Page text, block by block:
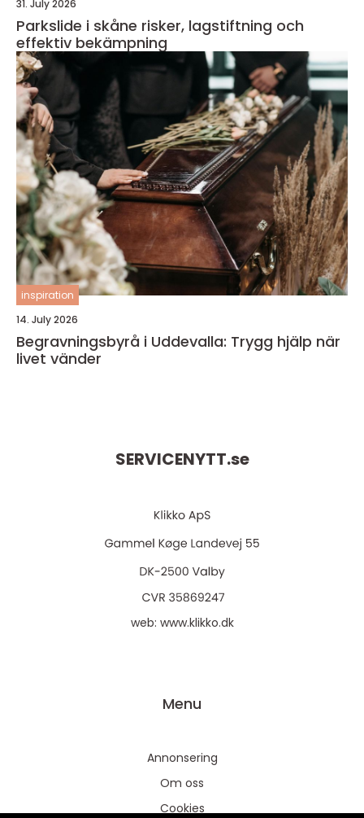
31. July 2026
Parkslide i skåne risker, lagstiftning och
effektiv bekämpning
inspiration
14. July 2026
Begravningsbyrå i Uddevalla: Trygg hjälp när
livet vänder
SERVICENYTT.se
web: www.klikko.dk
Menu
Annonsering
Om oss
Cookies